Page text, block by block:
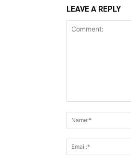
LEAVE A REPLY